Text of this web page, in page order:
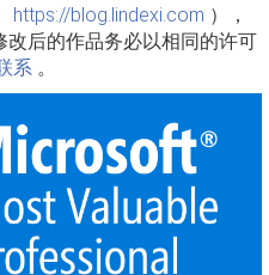
https://blog.lindexi.com ），
后的作品务必以相同的许可
系 。